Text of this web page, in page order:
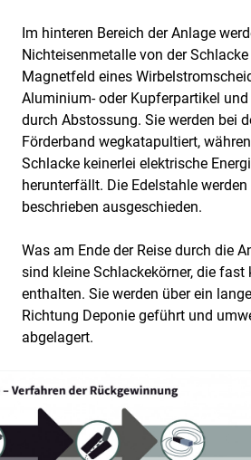
Im hinteren Bereich der Anlage
Nichteisenmetalle von der
Magnetfeld eines
Aluminium- oder Kupferpartikel
durch Abstossung. Sie werden bei
Förderband wegkatapultiert,
Schlacke keinerlei elektrische
herunterfällt. Die Edelstahle
beschrieben ausgeschieden.
Was am Ende der Reise durch die
sind kleine Schlackekörner, die fast
enthalten. Sie werden über ein
Richtung Deponie geführt und
abgelagert.